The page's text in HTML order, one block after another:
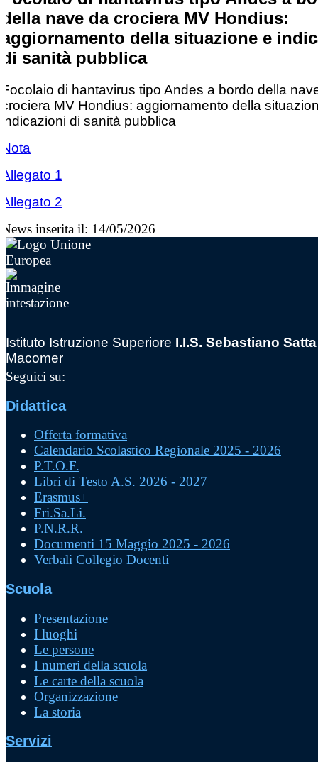
della nave da crociera MV Hondius:
aggiornamento della situazione e
di sanità pubblica
Focolaio di hantavirus tipo Andes a bordo della
crociera MV Hondius: aggiornamento della
indicazioni di sanità pubblica
Nota
Allegato 1
Allegato 2
News inserita il: 14/05/2026
Istituto Istruzione Superiore I.I.S. Sebastiano Satta
Macomer
Seguici su:
Didattica
Offerta formativa
Calendario Scolastico Regionale 2025 - 2026
P.T.O.F.
Libri di Testo A.S. 2026 - 2027
Erasmus+
Fri.Sa.Li.
P.N.R.R.
Documenti 15 Maggio 2025 - 2026
Verbali Collegio Docenti
Scuola
Presentazione
I luoghi
Le persone
I numeri della scuola
Le carte della scuola
Organizzazione
La storia
Servizi